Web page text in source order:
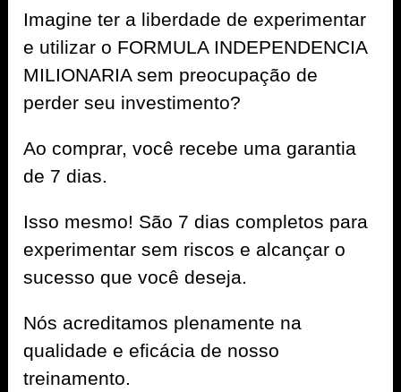
Imagine ter a liberdade de experimentar
e utilizar o FORMULA INDEPENDENCIA
MILIONARIA sem preocupação de
perder seu investimento?
Ao comprar, você recebe uma garantia
de 7 dias.
Isso mesmo! São 7 dias completos para
experimentar sem riscos e alcançar o
sucesso que você deseja.
Nós acreditamos plenamente na
qualidade e eficácia de nosso
treinamento.